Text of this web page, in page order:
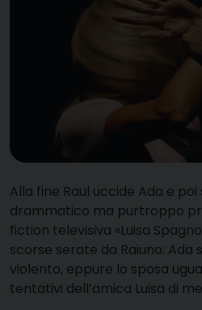
Alla fine Raul uccide Ada e poi
drammatico ma purtroppo
fiction televisiva «Luisa
scorse serate da Raiuno: Ada
violento, eppure lo sposa
tentativi dell’amica Luisa di